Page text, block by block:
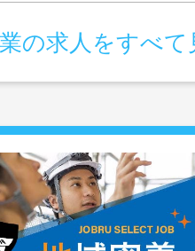
の求人をすべて